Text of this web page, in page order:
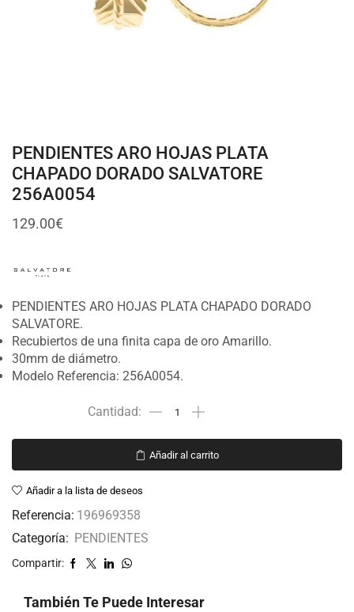
PENDIENTES ARO HOJAS PLATA
CHAPADO DORADO SALVATORE
256A0054
129.00€
PENDIENTES ARO HOJAS PLATA CHAPADO DORADO
SALVATORE.
Recubiertos de una finita capa de oro Amarillo.
30mm de diámetro.
Modelo Referencia: 256A0054.
Añadir al carrito
Añadir a la lista de deseos
Referencia: 196969358
Categoría: PENDIENTES
Compartir:
También Te Puede Interesar